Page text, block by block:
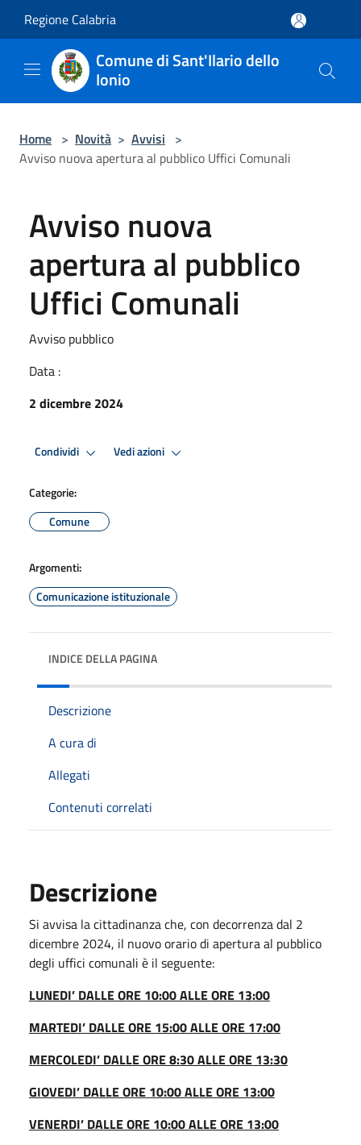
Regione Calabria
Comune di Sant'Ilario dello
Ionio
Home > Novità > Avvisi >
Avviso nuova apertura al pubblico Uffici Comunali
Avviso nuova
apertura al pubblico
Uffici Comunali
Avviso pubblico
Data :
2 dicembre 2024
Condividi Vedi azioni
Categorie:
Comune
Argomenti:
Comunicazione istituzionale
INDICE DELLA PAGINA
Descrizione
A cura di
Allegati
Contenuti correlati
Descrizione
Si avvisa la cittadinanza che, con decorrenza dal 2
dicembre 2024, il nuovo orario di apertura al pubblico
degli uffici comunali è il seguente:
LUNEDI’ DALLE ORE 10:00 ALLE ORE 13:00
MARTEDI’ DALLE ORE 15:00 ALLE ORE 17:00
MERCOLEDI’ DALLE ORE 8:30 ALLE ORE 13:30
GIOVEDI’ DALLE ORE 10:00 ALLE ORE 13:00
VENERDI’ DALLE ORE 10:00 ALLE ORE 13:00